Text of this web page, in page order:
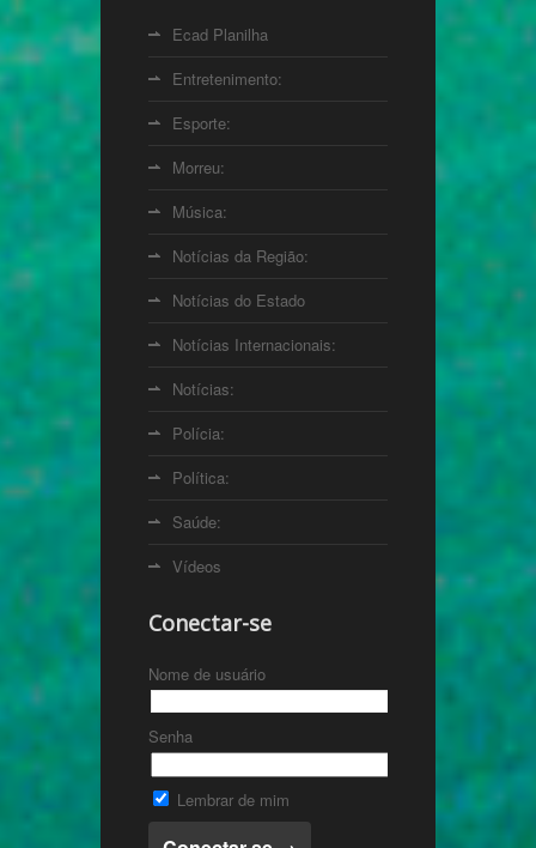
Ecad Planilha
Entretenimento:
Esporte:
Morreu:
Música:
Notícias da Região:
Notícias do Estado
Notícias Internacionais:
Notícias:
Polícia:
Política:
Saúde:
Vídeos
Conectar-se
Nome de usuário
Senha
Lembrar de mim